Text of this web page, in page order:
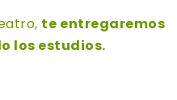
te entregaremos
los estudios.